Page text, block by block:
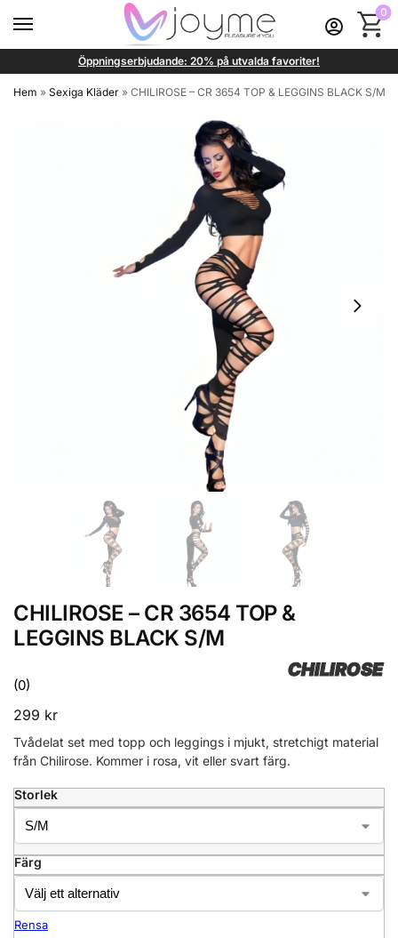
0
Öppningserbjudande: 20% på utvalda favoriter!
Hem » Sexiga Kläder » CHILIROSE – CR 3654 TOP & LEGGINS BLACK S/M
CHILIROSE – CR 3654 TOP &
LEGGINS BLACK S/M
CHILIROSE
(0)
299 kr
Tvådelat set med topp och leggings i mjukt, stretchigt material
från Chilirose. Kommer i rosa, vit eller svart färg.
Storlek
Färg
Rensa